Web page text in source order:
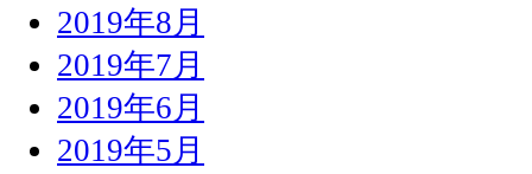
2019年8月
2019年7月
2019年6月
2019年5月